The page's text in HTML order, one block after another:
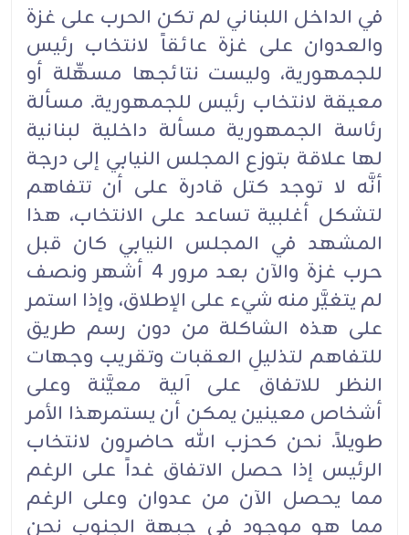
في الداخل اللبناني لم تكن الحرب على غزة
والعدوان على غزة عائقاً لانتخاب رئيس
للجمهورية، وليست نتائجها مسهِّلة أو
معيقة لانتخاب رئيس للجمهورية. مسألة
رئاسة الجمهورية مسألة داخلية لبنانية
لها علاقة بتوزع المجلس النيابي إلى درجة
أنَّه لا توجد كتل قادرة على أن تتفاهم
لتشكل أغلبية تساعد على الانتخاب، هذا
المشهد في المجلس النيابي كان قبل
حرب غزة والآن بعد مرور 4 أشهر ونصف
لم يتغيَّر منه شيء على الإطلاق، وإذا استمر
على هذه الشاكلة من دون رسم طريق
للتفاهم لتذليلِ العقبات وتقريب وجهات
النظر للاتفاق على آلية معيَّنة وعلى
أشخاص معينين يمكن أن يستمرهذا الأمر
طويلاً. نحن كحزب الله حاضرون لانتخاب
الرئيس إذا حصل الاتفاق غداً على الرغم
مما يحصل الآن من عدوان وعلى الرغم
مما هو موجود في جبهة الجنوب نحن